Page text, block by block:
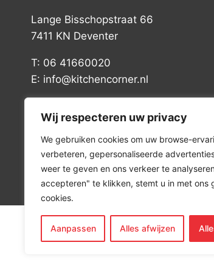
Wij respecteren uw privacy
We gebruiken cookies om uw browse-
verbeteren, gepersonaliseerde
weer te geven en ons verkeer te
accepteren" te klikken, stemt u in met ons
cookies.
Aanpassen Alles afwijzen
Lange Bisschopstraat 66
7411 KN Deventer
T: 06 41660020
E: info@kitchencorner.nl
BTW: NL868888989B01